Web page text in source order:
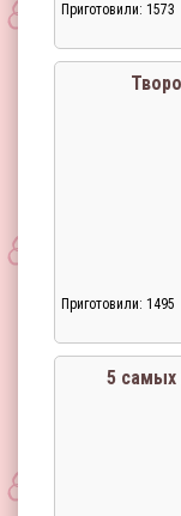
Приготовили: 1573
Приготовили: 1495
5 самых